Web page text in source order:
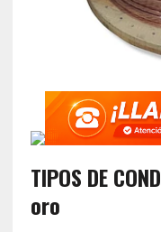
TIPOS DE
oro